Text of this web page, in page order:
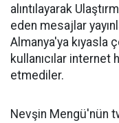
alıntılayarak
eden mesajlar
Almanya'ya kıyasla
kullanıcılar internet
etmediler.
Nevşin Mengü'nün